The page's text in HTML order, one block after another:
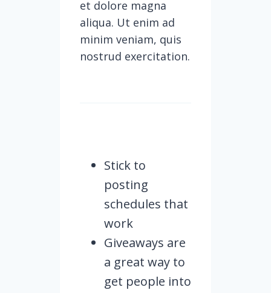
et dolore magna
aliqua. Ut enim ad
minim veniam, quis
nostrud exercitation.
Stick to
posting
schedules that
work
Giveaways are
a great way to
get people into